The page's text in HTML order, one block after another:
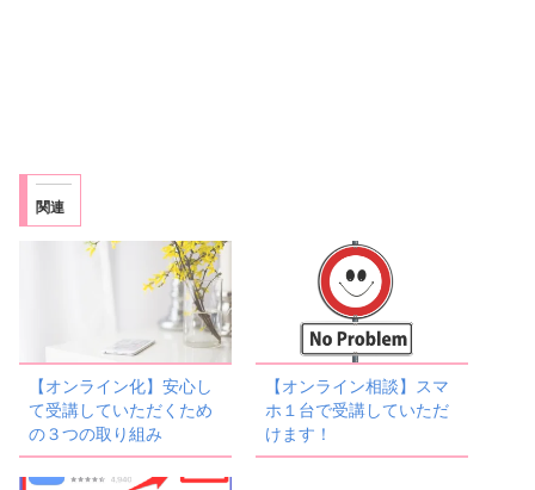
関連
【オンライン化】安心し
て受講していただくため
の３つの取り組み
【オンライン相談】スマ
ホ１台で受講していただ
けます！